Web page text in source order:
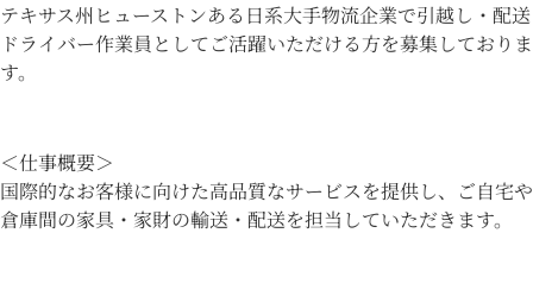
テキサス州ヒューストンある日系大手物流企業で引越し・配送
ドライバー作業員としてご活躍いただける方を募集しておりま
す。
＜仕事概要＞
国際的なお客様に向けた高品質なサービスを提供し、ご自宅や
倉庫間の家具・家財の輸送・配送を担当していただきます。